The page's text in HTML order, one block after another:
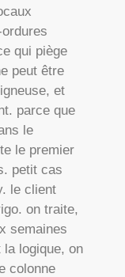
qui piège
peut être
et
parce que
le
le premier
petit cas
le client
on traite,
semaines
la logique, on
colonne